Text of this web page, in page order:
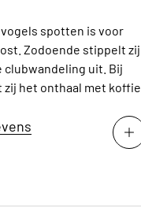
spotten is voor
Zodoende stippelt zij
clubwandeling uit. Bij
het onthaal met koffie